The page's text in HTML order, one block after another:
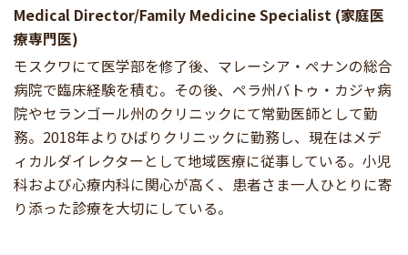
Medical Director/Family Medicine Specialist (家庭医
療専門医)
モスクワにて医学部を修了後、マレーシア・ペナンの総合
病院で臨床経験を積む。その後、ペラ州バトゥ・カジャ病
院やセランゴール州のクリニックにて常勤医師として勤
務。2018年よりひばりクリニックに勤務し、現在はメデ
ィカルダイレクターとして地域医療に従事している。小児
科および心療内科に関心が高く、患者さま一人ひとりに寄
り添った診療を大切にしている。